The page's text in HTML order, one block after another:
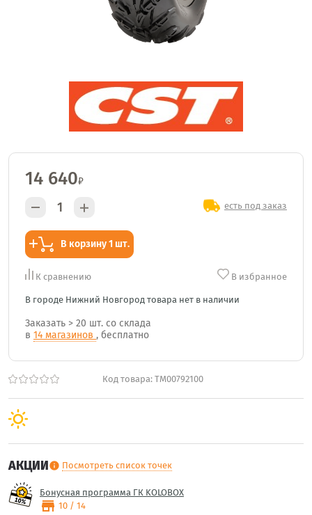
Код товара: TM00792100
АКЦИИinfo Посмотреть список точек
Бонусная программа ГК KOLOBOX
store 10 / 14
14 640₽
есть под заказ
В корзину 1 шт.
К сравнению В избранное
В городе Нижний Новгород товара нет в наличии
Заказать > 20 шт. со склада
в 14 магазинов , бесплатно